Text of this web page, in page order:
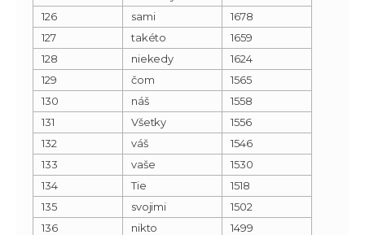
126
sami
1678
127
takéto
1659
128
niekedy
1624
129
čom
1565
130
náš
1558
131
Všetky
1556
132
váš
1546
133
vaše
1530
134
Tie
1518
135
svojimi
1502
136
nikto
1499